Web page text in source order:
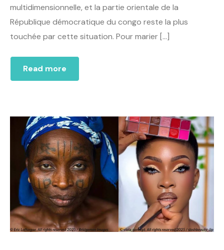
multidimensionnelle, et la partie orientale de la
République démocratique du congo reste la plus
touchée par cette situation. Pour marier […]
Read more